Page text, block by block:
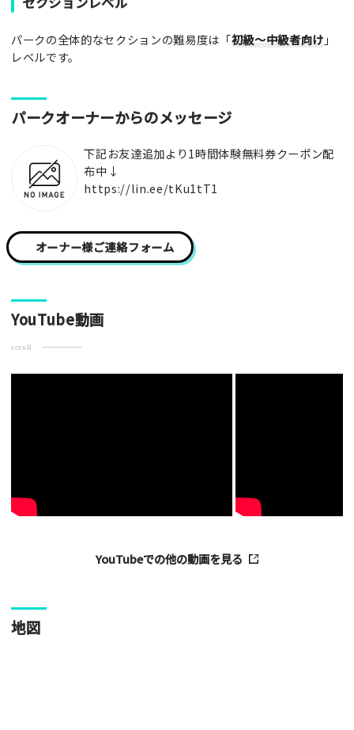
がみんなの参考となります！
写真
[text photo1alt placeholder "写真の解説※任意]
写真
[text photo3alt placeholder "写真の解説※任意]
い。
パークの全体的なセクションの難易度は「初級～中級者向け 」
レベルです。
パークオーナーからのメッセージ
下記お友達追加より1時間体験無料券クーポン配
布中↓
https://lin.ee/tKu1tT1
オーナー様ご連絡フォーム
YouTube動画
scroll
YouTubeでの他の動画を見る
地図